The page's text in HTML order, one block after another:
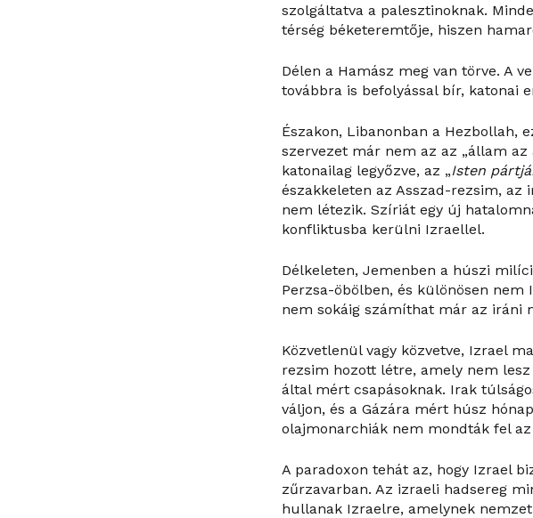
szolgáltatva a palesztinoknak.
térség béketeremtője, hiszen
Délen a Hamász meg van törve. A
továbbra is befolyással bír, katonai
Északon, Libanonban a Hezbollah,
szervezet már nem az az „állam
katonailag legyőzve, az „Isten
északkeleten az Asszad-rezsim,
nem létezik. Szíriát egy új
konfliktusba kerülni Izraellel.
Délkeleten, Jemenben a húszi
Perzsa-öbölben, és különösen
nem sokáig számíthat már az iráni
Közvetlenül vagy közvetve, Izrael
rezsim hozott létre, amely nem
által mért csapásoknak. Irak
váljon, és a Gázára mért húsz
olajmonarchiák nem mondták fel
A paradoxon tehát az, hogy Izrael
zűrzavarban. Az izraeli hadsereg
hullanak Izraelre, amelynek